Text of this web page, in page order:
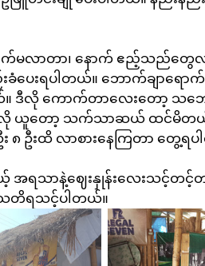
ာက်မလာတာ၊ နောက် ဧည့်သည်တွေလ
ေးရပါတယ်။ ဘောက်ချာရော
ဒီလို ကောက်တာလေးတော့ သ
တော့ သက်သာဆယ် ထင်မိတယ်။
း ၈ ဦးထိ လာစားနေကြတာ တွေ့ရ
အရသာနဲ့ဈေးနှုန်းလေးသင့်တင့်တ
တိရသင့်ပါတယ်။